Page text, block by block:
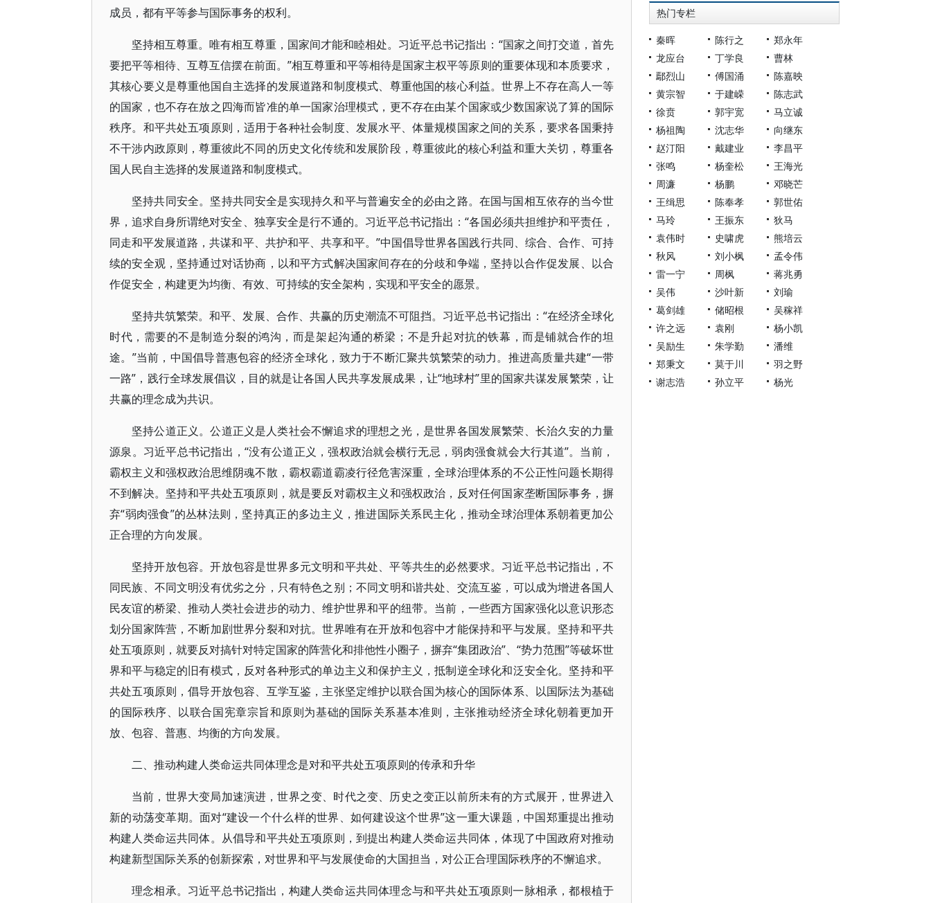
成员，都有平等参与国际事务的权利。
坚持相互尊重。唯有相互尊重，国家间才能和睦相处。习近平总书记指出：“国家之间打交道，首先
要把平等相待、互尊互信摆在前面。”相互尊重和平等相待是国家主权平等原则的重要体现和本质要求，
其核心要义是尊重他国自主选择的发展道路和制度模式、尊重他国的核心利益。世界上不存在高人一等
的国家，也不存在放之四海而皆准的单一国家治理模式，更不存在由某个国家或少数国家说了算的国际
秩序。和平共处五项原则，适用于各种社会制度、发展水平、体量规模国家之间的关系，要求各国秉持
不干涉内政原则，尊重彼此不同的历史文化传统和发展阶段，尊重彼此的核心利益和重大关切，尊重各
国人民自主选择的发展道路和制度模式。
坚持共同安全。坚持共同安全是实现持久和平与普遍安全的必由之路。在国与国相互依存的当今世
界，追求自身所谓绝对安全、独享安全是行不通的。习近平总书记指出：“各国必须共担维护和平责任，
同走和平发展道路，共谋和平、共护和平、共享和平。”中国倡导世界各国践行共同、综合、合作、可持
续的安全观，坚持通过对话协商，以和平方式解决国家间存在的分歧和争端，坚持以合作促发展、以合
作促安全，构建更为均衡、有效、可持续的安全架构，实现和平安全的愿景。
坚持共筑繁荣。和平、发展、合作、共赢的历史潮流不可阻挡。习近平总书记指出：“在经济全球化
时代，需要的不是制造分裂的鸿沟，而是架起沟通的桥梁；不是升起对抗的铁幕，而是铺就合作的坦
途。”当前，中国倡导普惠包容的经济全球化，致力于不断汇聚共筑繁荣的动力。推进高质量共建“一带
一路”，践行全球发展倡议，目的就是让各国人民共享发展成果，让“地球村”里的国家共谋发展繁荣，让
共赢的理念成为共识。
坚持公道正义。公道正义是人类社会不懈追求的理想之光，是世界各国发展繁荣、长治久安的力量
源泉。习近平总书记指出，“没有公道正义，强权政治就会横行无忌，弱肉强食就会大行其道”。当前，
霸权主义和强权政治思维阴魂不散，霸权霸道霸凌行径危害深重，全球治理体系的不公正性问题长期得
不到解决。坚持和平共处五项原则，就是要反对霸权主义和强权政治，反对任何国家垄断国际事务，摒
弃“弱肉强食”的丛林法则，坚持真正的多边主义，推进国际关系民主化，推动全球治理体系朝着更加公
正合理的方向发展。
坚持开放包容。开放包容是世界多元文明和平共处、平等共生的必然要求。习近平总书记指出，不
同民族、不同文明没有优劣之分，只有特色之别；不同文明和谐共处、交流互鉴，可以成为增进各国人
民友谊的桥梁、推动人类社会进步的动力、维护世界和平的纽带。当前，一些西方国家强化以意识形态
划分国家阵营，不断加剧世界分裂和对抗。世界唯有在开放和包容中才能保持和平与发展。坚持和平共
处五项原则，就要反对搞针对特定国家的阵营化和排他性小圈子，摒弃“集团政治”、“势力范围”等破坏世
界和平与稳定的旧有模式，反对各种形式的单边主义和保护主义，抵制逆全球化和泛安全化。坚持和平
共处五项原则，倡导开放包容、互学互鉴，主张坚定维护以联合国为核心的国际体系、以国际法为基础
的国际秩序、以联合国宪章宗旨和原则为基础的国际关系基本准则，主张推动经济全球化朝着更加开
放、包容、普惠、均衡的方向发展。
二、推动构建人类命运共同体理念是对和平共处五项原则的传承和升华
当前，世界大变局加速演进，世界之变、时代之变、历史之变正以前所未有的方式展开，世界进入
新的动荡变革期。面对“建设一个什么样的世界、如何建设这个世界”这一重大课题，中国郑重提出推动
构建人类命运共同体。从倡导和平共处五项原则，到提出构建人类命运共同体，体现了中国政府对推动
构建新型国际关系的创新探索，对世界和平与发展使命的大国担当，对公正合理国际秩序的不懈追求。
理念相承。习近平总书记指出，构建人类命运共同体理念与和平共处五项原则一脉相承，都根植于
热门专栏
秦晖 陈行之
郑永年
龙应台
丁学良
曹林
鄢烈山
傅国涌
陈嘉映
黄宗智
于建嵘
陈志武
徐贲
郭宇宽
马立诚
杨祖陶
沈志华
向继东
赵汀阳
戴建业
李昌平
张鸣
杨奎松
王海光
周濂
杨鹏
邓晓芒
王缉思
陈奉孝
郭世佑
马玲
王振东
狄马
袁伟时
史啸虎
熊培云
秋风
刘小枫
孟令伟
雷一宁
周枫
蒋兆勇
吴伟
沙叶新
刘瑜
葛剑雄
储昭根
吴稼祥
许之远
袁刚
杨小凯
吴励生
朱学勤
潘维
郑秉文
莫于川
羽之野
谢志浩
孙立平 杨光